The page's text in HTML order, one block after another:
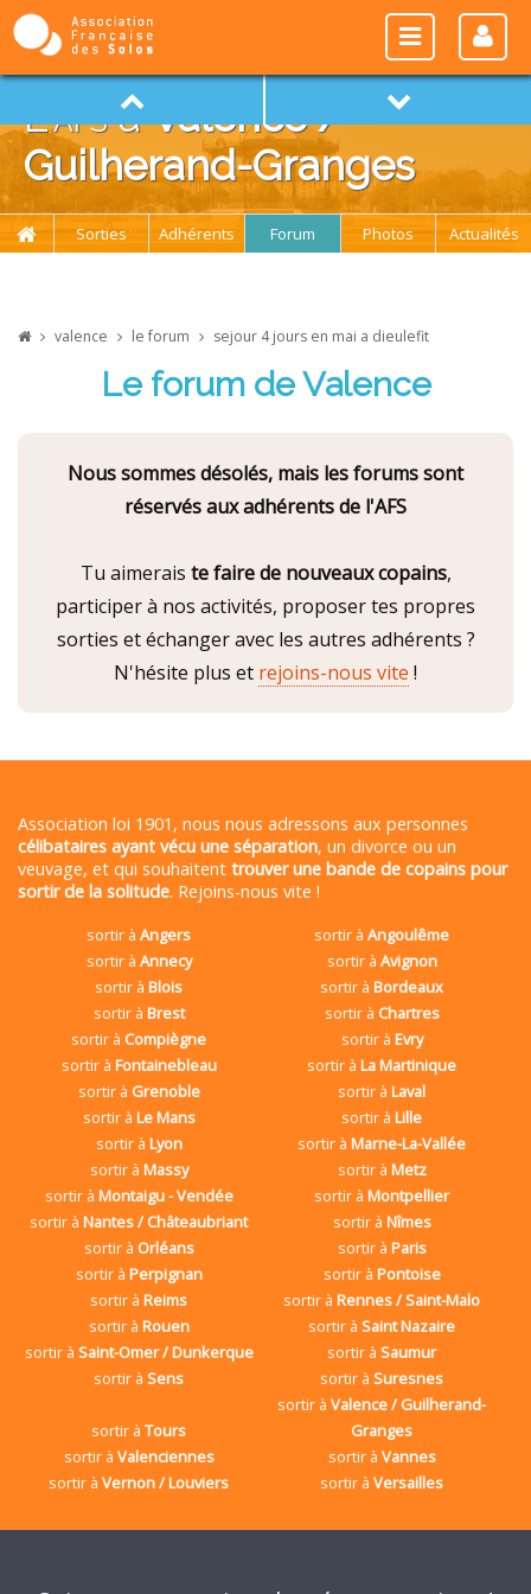
L'afsàValence /
Guilherand-Granges
Sorties Adhérents Forum Photos Actualités
valence le forum sejour 4 jours en mai a dieulefit
Le forum de Valence
Nous sommes désolés, mais les forums sont
réservés aux adhérents de l'AFS
Tu aimerais te faire de nouveaux copains,
participer à nos activités, proposer tes propres
sorties et échanger avec les autres adhérents ?
N'hésite plus et rejoins-nous vite !
Association loi 1901, nous nous adressons aux personnes
célibataires ayant vécu une séparation, un divorce ou un
veuvage, et qui souhaitent trouver une bande de copains pour
sortir de la solitude. Rejoins-nous vite !
sortir àAngers sortir àAngoulême
sortir à Annecy sortir à Avignon
sortir àBlois sortir àBordeaux
sortir à Brest sortir à Chartres
sortir à Compiègne sortir à Evry
sortir à Fontainebleau sortir àLa Martinique
sortir à Grenoble sortir àLaval
sortir à Le Mans sortir àLille
sortir à Lyon sortir àMarne-La-Vallée
sortir à Massy sortir à Metz
sortir à Montaigu - Vendée sortir àMontpellier
sortir àNantes / Châteaubriant sortir à Nîmes
sortir à Orléans sortir à Paris
sortir à Perpignan sortir à Pontoise
sortir àReims sortir àRennes / Saint-Malo
sortir à Rouen sortir àSaint Nazaire
sortir à Saint-Omer / Dunkerque sortir àSaumur
sortir àSens sortir àSuresnes
sortir àTours
sortir àValence / Guilherand-
Granges
sortir à Valenciennes sortir à Vannes
sortir àVernon / Louviers sortir àVersailles